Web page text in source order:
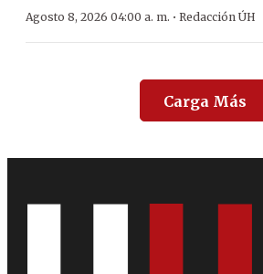
Agosto 8, 2026 04:00 a. m. · Redacción ÚH
Carga Más